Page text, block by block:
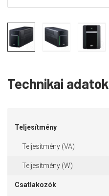
Technikai adatok
Teljesítmény
Teljesítmény (VA)
Teljesítmény (W)
Csatlakozók